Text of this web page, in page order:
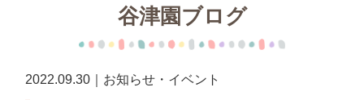
谷津園ブログ
2022.09.30｜お知らせ・イベント